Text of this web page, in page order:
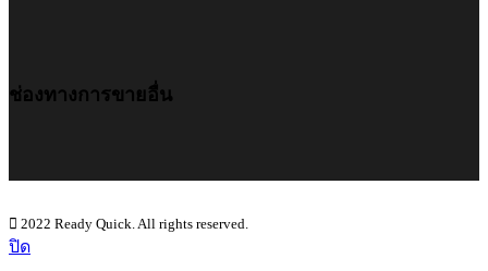
ช่องทางการขายอื่น
2022 Ready Quick. All rights reserved.
ปิด